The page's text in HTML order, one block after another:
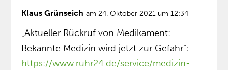
Klaus Grünseich am 24. Oktober 2021 um 12:34
„Aktueller Rückruf von Medikament:
Bekannte Medizin wird jetzt zur Gefahr”:
https://www.ruhr24.de/service/medizin-